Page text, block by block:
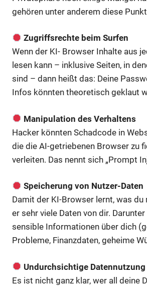
gehören unter anderem diese
Zugriffsrechte beim Surfen
Wenn der KI- Browser Inhalte aus
lesen kann – inklusive Seiten, in
sind – dann heißt das: Deine
Infos könnten theoretisch geklaut
Manipulation des Verhaltens
Hacker könnten Schadcode in
die die AI-getriebenen Browser zu
verleiten. Das nennt sich „Prompt
Speicherung von Nutzer-Daten
Damit der KI-Browser lernt, was
er sehr viele Daten von dir. Darunter
sensible Informationen über dich
Probleme, Finanzdaten, geheime
Undurchsichtige Datennutzung
Es ist nicht ganz klar, wer all deine